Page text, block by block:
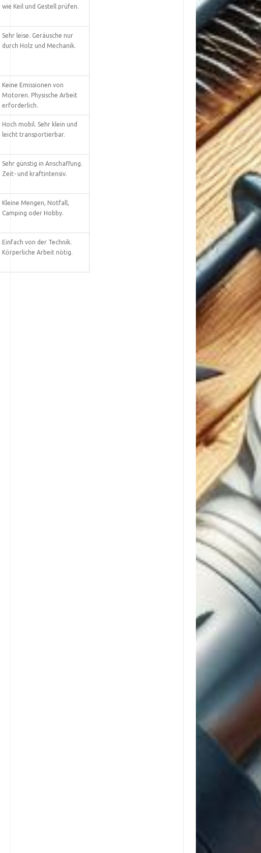
wie Keil und Gestell prüfen.
Sehr leise. Geräusche nur
durch Holz und Mechanik.
Keine Emissionen von
Motoren. Physische Arbeit
erforderlich.
Hoch mobil. Sehr klein und
leicht transportierbar.
Sehr günstig in Anschaffung.
Zeit- und kraftintensiv.
Kleine Mengen, Notfall,
Camping oder Hobby.
Einfach von der Technik.
Körperliche Arbeit nötig.